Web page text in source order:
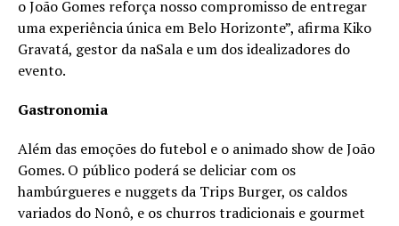
o João Gomes reforça nosso compromisso de entregar
uma experiência única em Belo Horizonte”, afirma Kiko
Gravatá, gestor da naSala e um dos idealizadores do
evento.
Gastronomia
Além das emoções do futebol e o animado show de João
Gomes. O público poderá se deliciar com os
hambúrgueres e nuggets da Trips Burger, os caldos
variados do Nonô, e os churros tradicionais e gourmet